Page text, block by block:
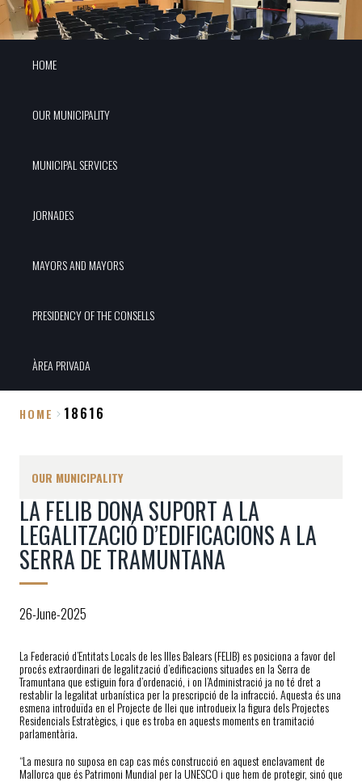
HOME
OUR MUNICIPALITY
MUNICIPAL SERVICES
JORNADES
MAYORS AND MAYORS
PRESIDENCY OF THE CONSELLS
ÀREA PRIVADA
HOME 18616
OUR MUNICIPALITY
LA FELIB DONA SUPORT A LA
LEGALITZACIÓ D’EDIFICACIONS A LA
SERRA DE TRAMUNTANA
26-June-2025
La Federació d’Entitats Locals de les Illes Balears (FELIB) es posiciona a favor del
procés extraordinari de legalització d’edificacions situades en la Serra de
Tramuntana que estiguin fora d’ordenació, i on l’Administració ja no té dret a
restablir la legalitat urbanística per la prescripció de la infracció. Aquesta és una
esmena introduïda en el Projecte de llei que introdueix la figura dels Projectes
Residencials Estratègics, i que es troba en aquests moments en tramitació
parlamentària.
“La mesura no suposa en cap cas més construcció en aquest enclavament de
Mallorca que és Patrimoni Mundial per la UNESCO i que hem de protegir, sinó que